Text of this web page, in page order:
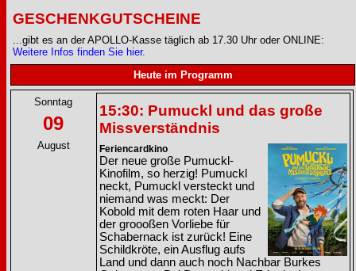
GESCHENKGUTSCHEINE
...gibt es an der APOLLO-Kasse täglich ab 17.30 Uhr oder ONLINE:
Weitere Infos finden Sie hier.
Heute im Programm
Sonntag
09
August
15:30: Pumuckl und das große
Missverständnis
Feriencardkino
Der neue große Pumuckl-
Kinofilm, so herzig! Pumuckl
neckt, Pumuckl versteckt und
niemand was meckt: Der
Kobold mit dem roten Haar und
der groooßen Vorliebe für
Schabernack ist zurück! Eine
Schildkröte, ein Ausflug aufs
Land und dann auch noch Nachbar Burkes